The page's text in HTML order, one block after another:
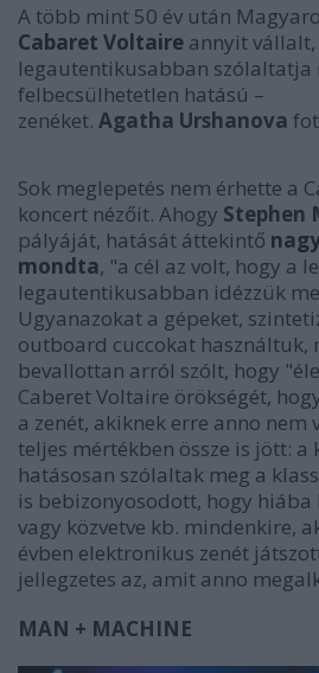
A több mint 50 év után
Cabaret Voltaire annyit
legautentikusabban szólaltatja
felbecsülhetetlen hatású –
zenéket. Agatha Urshanova
Sok meglepetés nem érhette a
koncert nézőit. Ahogy Stephen
pályáját, hatását áttekintő
mondta, "a cél az volt, hogy a
legautentikusabban idézzük
Ugyanazokat a gépeket,
outboard cuccokat használtuk,
bevallottan arról szólt, hogy
Caberet Voltaire örökségét,
a zenét, akiknek erre anno nem
teljes mértékben össze is jött: a
hatásosan szólaltak meg a
is bebizonyosodott, hogy
vagy közvetve kb. mindenkire,
évben elektronikus zenét
jellegzetes az, amit anno
MAN + MACHINE